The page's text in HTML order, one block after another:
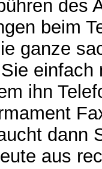
des
beim
ganze
ihn
dann
aus